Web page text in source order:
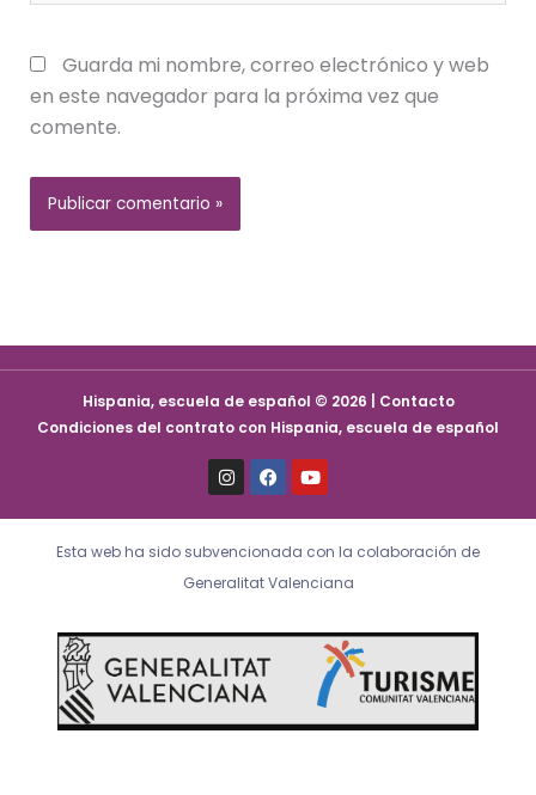
Guarda mi nombre, correo electrónico y web
en este navegador para la próxima vez que
comente.
Hispania, escuela de español © 2026 | Contacto
Condiciones del contrato con Hispania, escuela de español
I
n
s
t
g
r
a
F
a
c
e
o
o
k
Y
o
u
t
b
e
Esta web ha sido subvencionada con la colaboración de
Generalitat Valenciana